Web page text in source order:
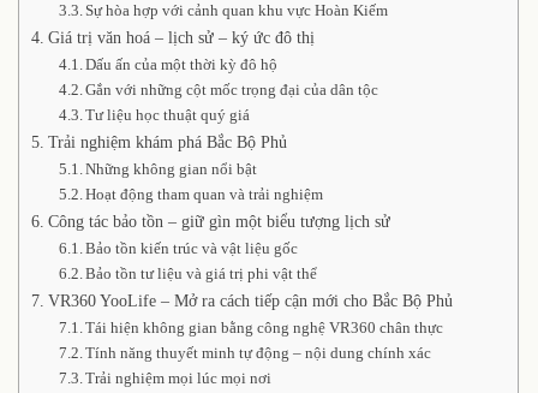
Sự hòa hợp với cảnh quan khu vực Hoàn Kiếm
Giá trị văn hoá – lịch sử – ký ức đô thị
Dấu ấn của một thời kỳ đô hộ
Gắn với những cột mốc trọng đại của dân tộc
Tư liệu học thuật quý giá
Trải nghiệm khám phá Bắc Bộ Phủ
Những không gian nổi bật
Hoạt động tham quan và trải nghiệm
Công tác bảo tồn – giữ gìn một biểu tượng lịch sử
Bảo tồn kiến trúc và vật liệu gốc
Bảo tồn tư liệu và giá trị phi vật thể
VR360 YooLife – Mở ra cách tiếp cận mới cho Bắc Bộ Phủ
Tái hiện không gian bằng công nghệ VR360 chân thực
Tính năng thuyết minh tự động – nội dung chính xác
Trải nghiệm mọi lúc mọi nơi